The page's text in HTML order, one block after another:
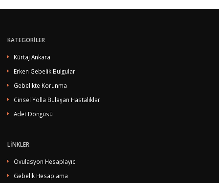
KATEGORİLER
Kürtaj Ankara
Erken Gebelik Bulguları
Gebelikte Korunma
Cinsel Yolla Bulaşan Hastalıklar
Adet Döngüsü
LİNKLER
Ovulasyon Hesaplayıcı
Gebelik Hesaplama